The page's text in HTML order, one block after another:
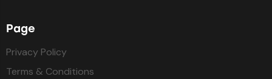
Page
Privacy Policy
Terms & Conditions